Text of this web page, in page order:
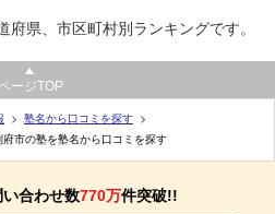
県、市区町村別ランキングです。
ページTOP
塾名から口コミを探す
府市の塾を塾名から口コミを探す
い合わせ数770万件突破!!